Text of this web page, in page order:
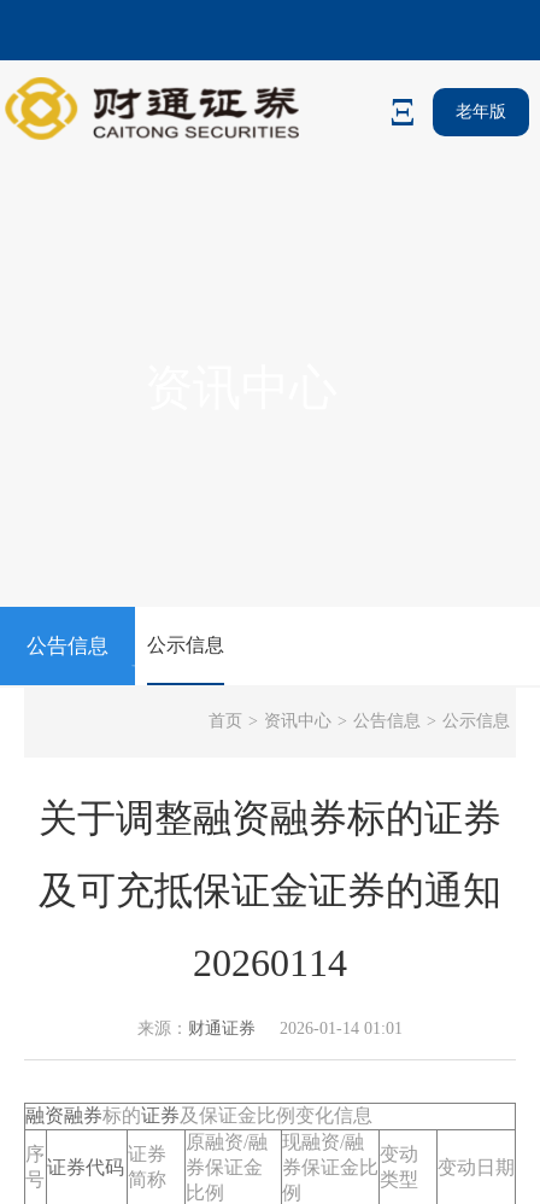
老年版
公告信息
NEWS
公示信息
首页 > 资讯中心 > 公告信息 > 公示信息
关于调整融资融券标的证券
及可充抵保证金证券的通知
20260114
来源： 财通证券 2026-01-14 01:01
融资融券标的证券及保证金比例变化信息
序
号
证券代码
证券
简称
原融资/融
券保证金
比例
现融资/融
券保证金比
例
变动
类型
变动日期